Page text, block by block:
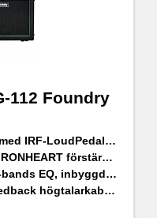
112 Foundry
GS112IE passiv högtalarkabinett
förstärkare i pedalformat
en XLR-utgång med högtalaremulering
designat av HH